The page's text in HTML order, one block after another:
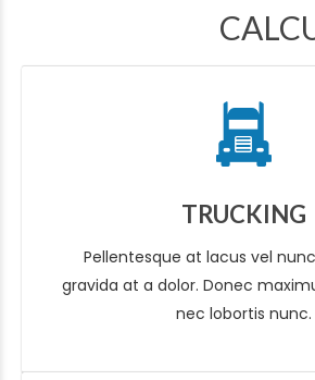
TRUCKING
Pellentesque at lacus vel
gravida at a dolor. Donec
nec lobortis nunc.